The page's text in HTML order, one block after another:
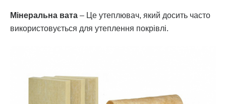
Мінеральна вата – Це утеплювач, який досить часто
використовується для утеплення покрівлі.